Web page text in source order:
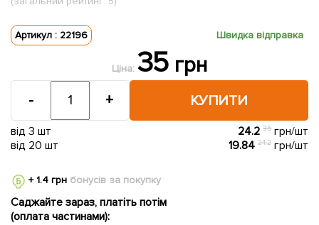
Артикул : 22196 Швидка відправка
Ціна: 35 грн
КУПИТИ
- +
від 3 шт 24.235 грн/шт
від 20 шт
19.8424.2 грн/шт
+ 1.4 грнбонусів за покупку
Саджайте зараз, платіть потім
(оплата частинами):